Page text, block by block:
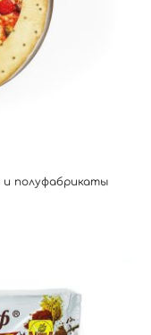
и полуфабрикаты